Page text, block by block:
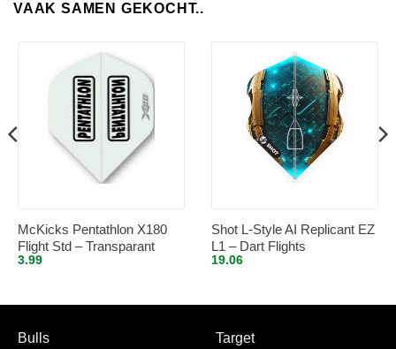
VAAK SAMEN GEKOCHT..
McKicks Pentathlon X180
Flight Std – Transparant
3.99
Shot L-Style AI Replicant EZ
L1 – Dart Flights
19.06
Bulls Target